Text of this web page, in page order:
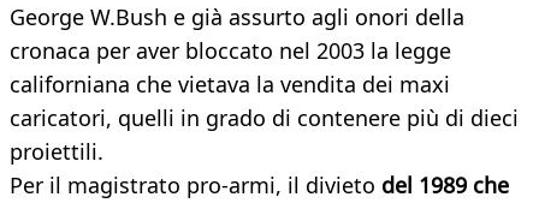
George W.Bush e già assurto agli onori della
cronaca per aver bloccato nel 2003 la legge
californiana che vietava la vendita dei maxi
caricatori, quelli in grado di contenere più di dieci
proiettili.
Per il magistrato pro-armi, il divieto del 1989 che